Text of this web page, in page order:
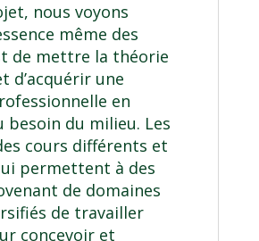
nous voyons
même des
de mettre la théorie
d’acquérir une
en
besoin du milieu. Les
cours différents et
permettent à des
de domaines
de travailler
concevoir et